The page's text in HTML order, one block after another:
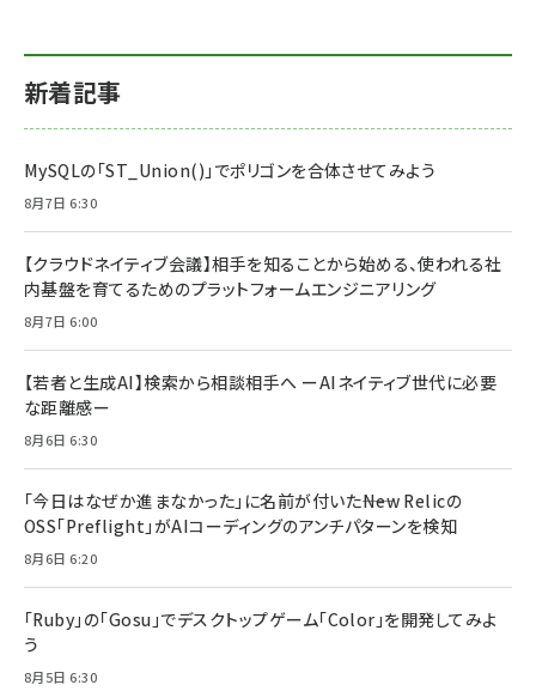
新着記事
MySQLの「ST_Union()」でポリゴンを合体させてみよう
8月7日 6:30
【クラウドネイティブ会議】相手を知ることから始める、使われる社
内基盤を育てるためのプラットフォームエンジニアリング
8月7日 6:00
【若者と生成AI】検索から相談相手へ ーAIネイティブ世代に必要
な距離感ー
8月6日 6:30
「今日はなぜか進まなかった」に名前が付いた――New Relicの
OSS「Preflight」がAIコーディングのアンチパターンを検知
8月6日 6:20
「Ruby」の「Gosu」でデスクトップゲーム「Color」を開発してみよ
う
8月5日 6:30